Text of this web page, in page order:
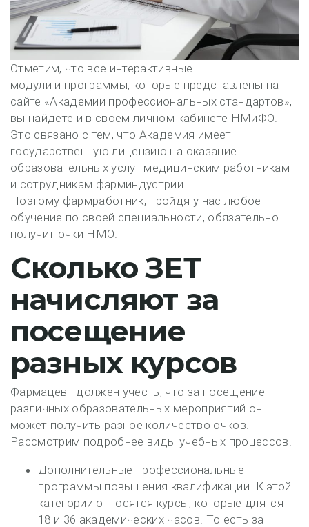
Отметим, что все интерактивные
модули и программы, которые представлены на
сайте «Академии профессиональных стандартов»,
вы найдете и в своем личном кабинете НМиФО.
Это связано с тем, что Академия имеет
государственную лицензию на оказание
образовательных услуг медицинским работникам
и сотрудникам фарминдустрии.
Поэтому фармработник, пройдя у нас любое
обучение по своей специальности, обязательно
получит очки НМО.
Сколько ЗЕТ
начисляют за
посещение
разных курсов
Фармацевт должен учесть, что за посещение
различных образовательных мероприятий он
может получить разное количество очков.
Рассмотрим подробнее виды учебных процессов.
Дополнительные профессиональные
программы повышения квалификации. К этой
категории относятся курсы, которые длятся
18 и 36 академических часов. То есть за